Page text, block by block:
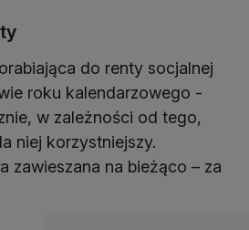
do renty socjalnej
roku kalendarzowego -
w zależności od tego,
niej korzystniejszy.
zawieszana na bieżąco – za